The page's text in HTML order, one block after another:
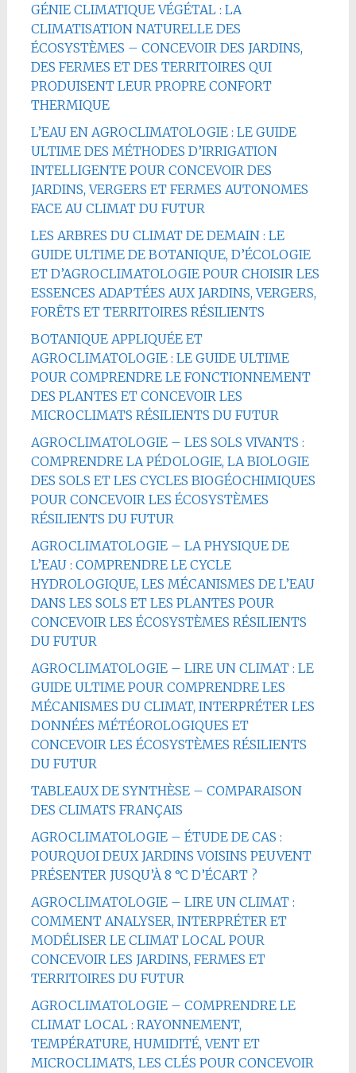
GÉNIE CLIMATIQUE VÉGÉTAL : LA
CLIMATISATION NATURELLE DES
ÉCOSYSTÈMES – CONCEVOIR DES JARDINS,
DES FERMES ET DES TERRITOIRES QUI
PRODUISENT LEUR PROPRE CONFORT
THERMIQUE
L’EAU EN AGROCLIMATOLOGIE : LE GUIDE
ULTIME DES MÉTHODES D’IRRIGATION
INTELLIGENTE POUR CONCEVOIR DES
JARDINS, VERGERS ET FERMES AUTONOMES
FACE AU CLIMAT DU FUTUR
LES ARBRES DU CLIMAT DE DEMAIN : LE
GUIDE ULTIME DE BOTANIQUE, D’ÉCOLOGIE
ET D’AGROCLIMATOLOGIE POUR CHOISIR LES
ESSENCES ADAPTÉES AUX JARDINS, VERGERS,
FORÊTS ET TERRITOIRES RÉSILIENTS
BOTANIQUE APPLIQUÉE ET
AGROCLIMATOLOGIE : LE GUIDE ULTIME
POUR COMPRENDRE LE FONCTIONNEMENT
DES PLANTES ET CONCEVOIR LES
MICROCLIMATS RÉSILIENTS DU FUTUR
AGROCLIMATOLOGIE – LES SOLS VIVANTS :
COMPRENDRE LA PÉDOLOGIE, LA BIOLOGIE
DES SOLS ET LES CYCLES BIOGÉOCHIMIQUES
POUR CONCEVOIR LES ÉCOSYSTÈMES
RÉSILIENTS DU FUTUR
AGROCLIMATOLOGIE – LA PHYSIQUE DE
L’EAU : COMPRENDRE LE CYCLE
HYDROLOGIQUE, LES MÉCANISMES DE L’EAU
DANS LES SOLS ET LES PLANTES POUR
CONCEVOIR LES ÉCOSYSTÈMES RÉSILIENTS
DU FUTUR
AGROCLIMATOLOGIE – LIRE UN CLIMAT : LE
GUIDE ULTIME POUR COMPRENDRE LES
MÉCANISMES DU CLIMAT, INTERPRÉTER LES
DONNÉES MÉTÉOROLOGIQUES ET
CONCEVOIR LES ÉCOSYSTÈMES RÉSILIENTS
DU FUTUR
TABLEAUX DE SYNTHÈSE – COMPARAISON
DES CLIMATS FRANÇAIS
AGROCLIMATOLOGIE – ÉTUDE DE CAS :
POURQUOI DEUX JARDINS VOISINS PEUVENT
PRÉSENTER JUSQU’À 8 °C D’ÉCART ?
AGROCLIMATOLOGIE – LIRE UN CLIMAT :
COMMENT ANALYSER, INTERPRÉTER ET
MODÉLISER LE CLIMAT LOCAL POUR
CONCEVOIR LES JARDINS, FERMES ET
TERRITOIRES DU FUTUR
AGROCLIMATOLOGIE – COMPRENDRE LE
CLIMAT LOCAL : RAYONNEMENT,
TEMPÉRATURE, HUMIDITÉ, VENT ET
MICROCLIMATS, LES CLÉS POUR CONCEVOIR